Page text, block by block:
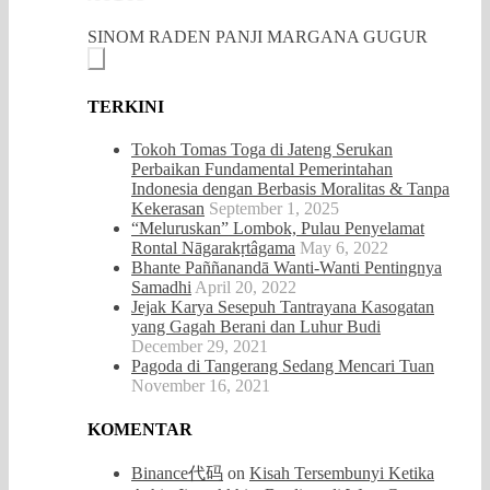
SINOM RADEN PANJI MARGANA GUGUR
TERKINI
Tokoh Tomas Toga di Jateng Serukan
Perbaikan Fundamental Pemerintahan
Indonesia dengan Berbasis Moralitas & Tanpa
Kekerasan September 1, 2025
“Meluruskan” Lombok, Pulau Penyelamat
Rontal Nāgarakṛtâgama May 6, 2022
Bhante Paññanandā Wanti-Wanti Pentingnya
SamadhiApril 20, 2022
Jejak Karya Sesepuh Tantrayana Kasogatan
yang Gagah Berani dan Luhur Budi
December 29, 2021
Pagoda di Tangerang Sedang Mencari Tuan
November 16, 2021
KOMENTAR
Binance代码 on Kisah Tersembunyi Ketika